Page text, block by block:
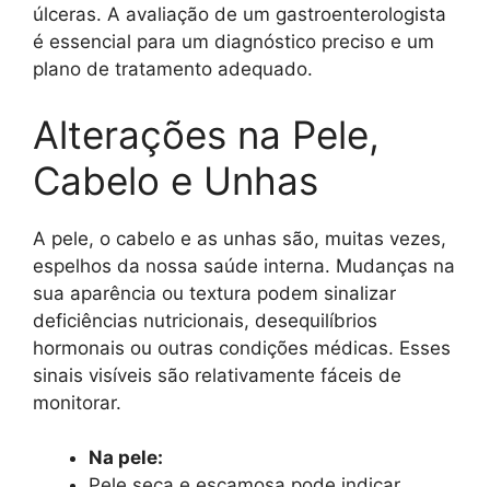
úlceras. A avaliação de um gastroenterologista
é essencial para um diagnóstico preciso e um
plano de tratamento adequado.
Alterações na Pele,
Cabelo e Unhas
A pele, o cabelo e as unhas são, muitas vezes,
espelhos da nossa saúde interna. Mudanças na
sua aparência ou textura podem sinalizar
deficiências nutricionais, desequilíbrios
hormonais ou outras condições médicas. Esses
sinais visíveis são relativamente fáceis de
monitorar.
Na pele: